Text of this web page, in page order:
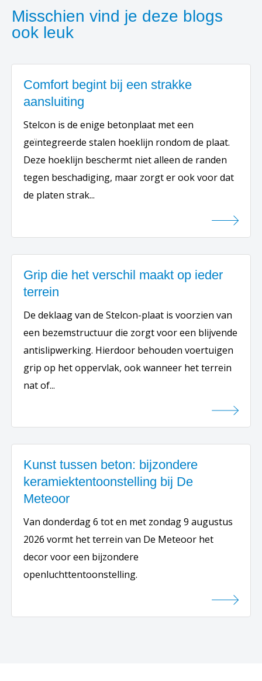
Misschien vind je deze blogs
ook leuk
Comfort begint bij een strakke
aansluiting
Stelcon is de enige betonplaat met een
geïntegreerde stalen hoeklijn rondom de plaat.
Deze hoeklijn beschermt niet alleen de randen
tegen beschadiging, maar zorgt er ook voor dat
de platen strak...
Grip die het verschil maakt op ieder
terrein
De deklaag van de Stelcon-plaat is voorzien van
een bezemstructuur die zorgt voor een blijvende
antislipwerking. Hierdoor behouden voertuigen
grip op het oppervlak, ook wanneer het terrein
nat of...
Kunst tussen beton: bijzondere
keramiektentoonstelling bij De
Meteoor
Van donderdag 6 tot en met zondag 9 augustus
2026 vormt het terrein van De Meteoor het
decor voor een bijzondere
openluchttentoonstelling.